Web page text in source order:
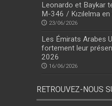
Leonardo et Baykar
M-346 / Kızılelma en
23/06/2026
Les Émirats Arabes
fortement leur
2026
16/06/2026
RETROUVEZ-NOUS